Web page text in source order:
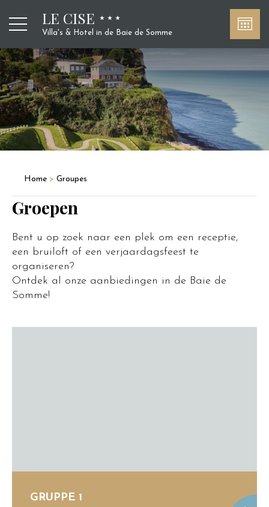
LE CISE
Villa's & Hotel in de Baie de Somme
Home > Groupes
Groepen
Bent u op zoek naar een plek om een receptie,
een bruiloft of een verjaardagsfeest te
organiseren?
Ontdek al onze aanbiedingen in de Baie de
Somme!
GRUPPE 1